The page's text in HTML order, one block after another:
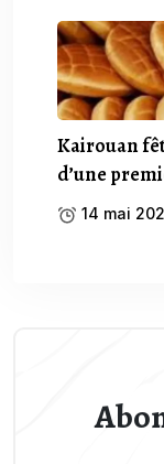
Kairouan
d’une
14 mai